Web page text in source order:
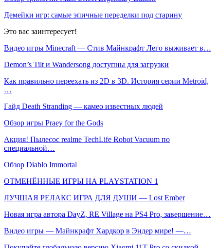
Демейки игр: самые эпичные переделки под старину
Это вас заинтересует!
Видео игры Minecraft — Стив Майнкрафт Лего выживает в…
Demon’s Tilt и Wandersong доступны для загрузки
Как правильно переехать из 2D в 3D. История серии Metroid,
…
Гайд Death Stranding — камео известных людей
Обзор игры Praey for the Gods
Акция! Пылесос realme TechLife Robot Vacuum по
специальной…
Обзор Diablo Immortal
ОТМЕНЁННЫЕ ИГРЫ НА PLAYSTATION 1
ЛУЧШАЯ РЕЛАКС ИГРА ДЛЯ ДУШИ — Lost Ember
Новая игра автора DayZ, RE Village на PS4 Pro, завершение…
Видео игры — Майнкрафт Хардкор в Эндер мире! —…